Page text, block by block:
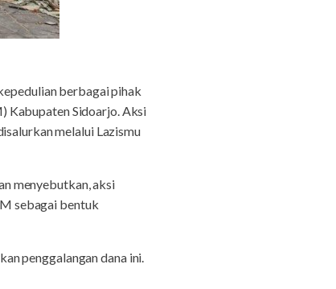
berbagai pihak
Kabupaten Sidoarjo. Aksi
melalui Lazismu
menyebutkan, aksi
sebagai bentuk
penggalangan dana ini.